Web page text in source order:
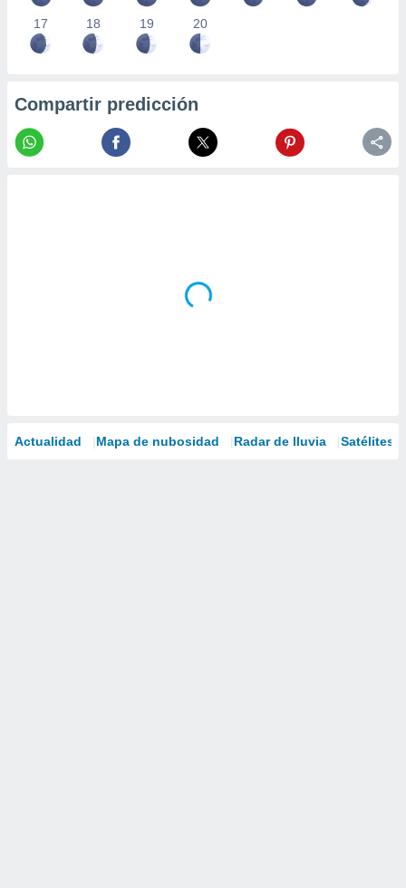
17 18 19 20
Compartir predicción
Actualidad Mapa de nubosidad Radar de lluvia Satélites